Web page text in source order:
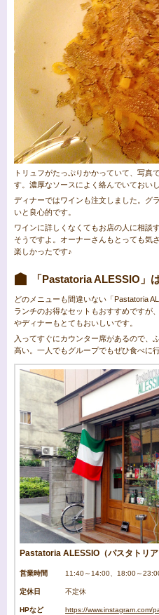
トリュフがたっぷりかかっていて、写真
す。濃厚なソースによく絡んでいておい
ディナーではワインも注文しました。グ
いと良心的です。
ワインに詳しくなくてもお店の人に相談
そうですよ。オーナーさんもとっても気
楽しかったです♪
「Pastatoria ALESSIO」
どのメニューも間違いない「Pastatoria
ランチのお得なセットもおすすめですが
やディナーもとてもおいしいです。
入ってすぐにカウンター席があるので、
高い。一人でもグループでもぜひ食べに
Pastatoria ALESSIO（パスタトリア
営業時間 11:40～14:00、18:00～
定休日 不定休
HPなど https://www.instagram.com/